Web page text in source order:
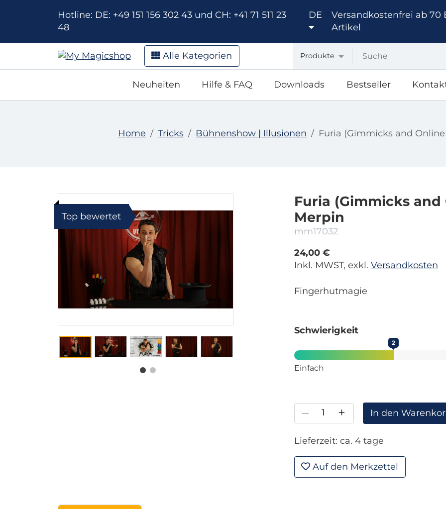
Hotline: DE: +49 151 156 302 43 und CH: +41 71 511 23
48
DE
Versandkostenfrei ab 70
Artikel
Alle Kategorien Produkte
Neuheiten Hilfe & FAQ Downloads Bestseller
Home Tricks Bühnenshow | Illusionen Furia (Gimmicks and
Top bewertet
Furia (Gimmicks
Merpin
mm17032
24,00 €
Inkl. MWST, exkl. Versandkosten
Fingerhutmagie
Schwierigkeit
2
Einfach
– + In den
Lieferzeit: ca. 4 tage
Auf den Merkzettel